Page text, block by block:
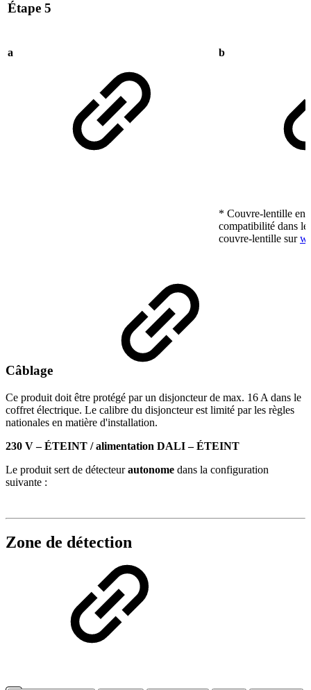
Étape 5
a b
* Couvre-lentille en
compatibilité dans
couvre-lentille sur
Câblage
Ce produit doit être protégé par un disjoncteur de max. 16 A dans le
coffret électrique. Le calibre du disjoncteur est limité par les règles
nationales en matière d'installation.
230 V – ÉTEINT / alimentation DALI – ÉTEINT
Le produit sert de détecteurautonome dans la configuration
suivante :
Zone de détection